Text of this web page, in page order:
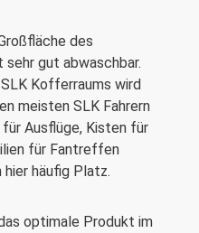
des
gut abwaschbar.
Kofferraums wird
meisten SLK Fahrern
Ausflüge, Kisten für
für Fantreffen
hier häufig Platz.
optimale Produkt im